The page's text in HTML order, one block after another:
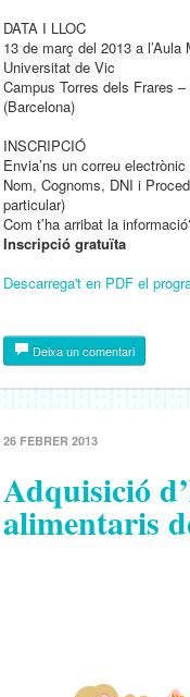
DATA I LLOC
13 de març del 2013 a l’Aula
Universitat de Vic
Campus Torres dels Frares
(Barcelona)
INSCRIPCIÓ
Envia’ns un correu electrònic
Nom, Cognoms, DNI i
particular)
Com t’ha arribat la
Inscripció gratuïta
Descarrega't en PDF el
Deixa un comentari
26 FEBRER 2013
Adquisició
alimentaris